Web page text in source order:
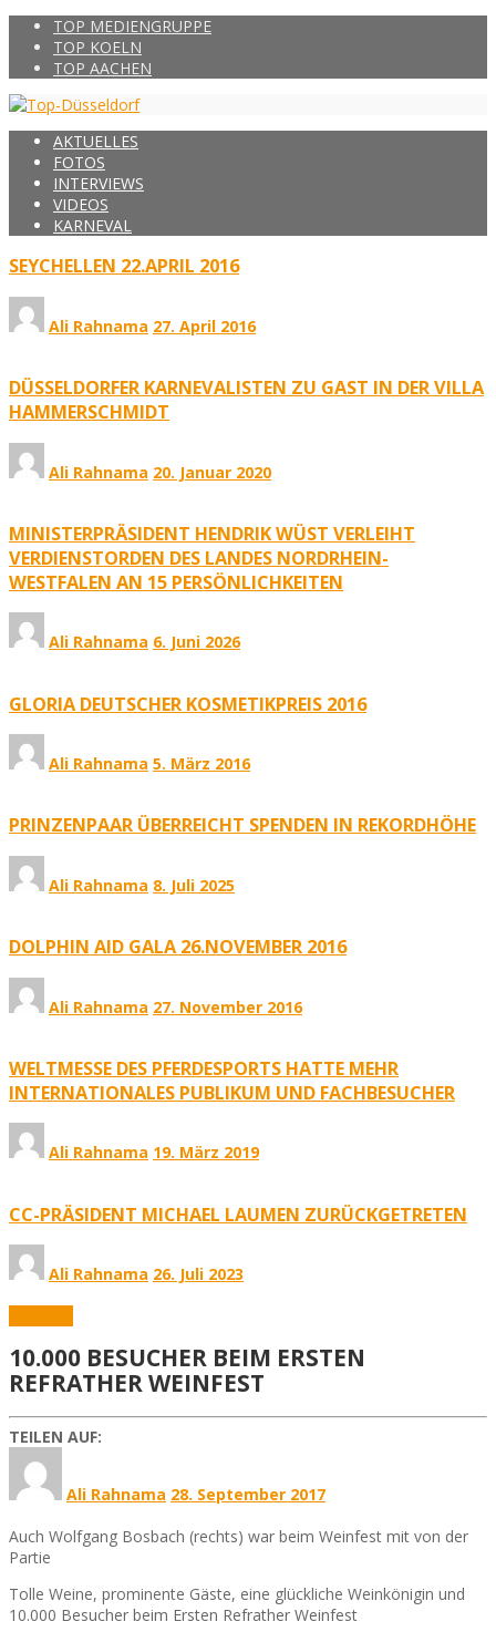
TOP MEDIENGRUPPE
TOP KOELN
TOP AACHEN
AKTUELLES
FOTOS
INTERVIEWS
VIDEOS
KARNEVAL
SEYCHELLEN 22.APRIL 2016
Ali Rahnama 27. April 2016
DÜSSELDORFER KARNEVALISTEN ZU GAST IN DER VILLA
HAMMERSCHMIDT
Ali Rahnama 20. Januar 2020
MINISTERPRÄSIDENT HENDRIK WÜST VERLEIHT
VERDIENSTORDEN DES LANDES NORDRHEIN-
WESTFALEN AN 15 PERSÖNLICHKEITEN
Ali Rahnama 6. Juni 2026
GLORIA DEUTSCHER KOSMETIKPREIS 2016
Ali Rahnama 5. März 2016
PRINZENPAAR ÜBERREICHT SPENDEN IN REKORDHÖHE
Ali Rahnama 8. Juli 2025
DOLPHIN AID GALA 26.NOVEMBER 2016
Ali Rahnama 27. November 2016
WELTMESSE DES PFERDESPORTS HATTE MEHR
INTERNATIONALES PUBLIKUM UND FACHBESUCHER
Ali Rahnama 19. März 2019
CC-PRÄSIDENT MICHAEL LAUMEN ZURÜCKGETRETEN
Ali Rahnama 26. Juli 2023
10.000 BESUCHER BEIM ERSTEN
REFRATHER WEINFEST
TEILEN AUF:
Ali Rahnama 28. September 2017
Auch Wolfgang Bosbach (rechts) war beim Weinfest mit von der
Partie
Tolle Weine, prominente Gäste, eine glückliche Weinkönigin und
10.000 Besucher beim Ersten Refrather Weinfest